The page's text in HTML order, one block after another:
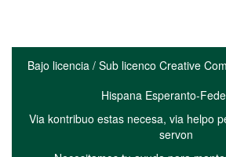
Bajo licencia / Sub licenco Creative
Hispana Esperanto-
Via kontribuo estas necesa, via helpo
servon